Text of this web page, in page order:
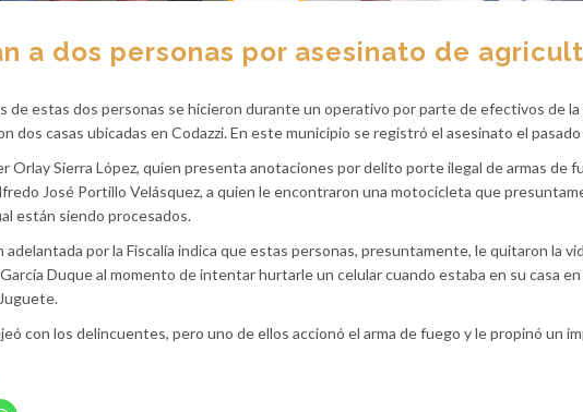
a dos personas por asesinato de
de estas dos personas se hicieron durante un operativo por parte de efectivos de la
dos casas ubicadas en Codazzi. En este municipio se registró el asesinato el
Orlay Sierra López, quien presenta anotaciones por delito porte ilegal de armas de
José Portillo Velásquez, a quien le encontraron una motocicleta que
están siendo procesados.
adelantada por la Fiscalía indica que estas personas, presuntamente, le quitaron la
Duque al momento de intentar hurtarle un celular cuando estaba en su casa en
con los delincuentes, pero uno de ellos accionó el arma de fuego y le propinó un